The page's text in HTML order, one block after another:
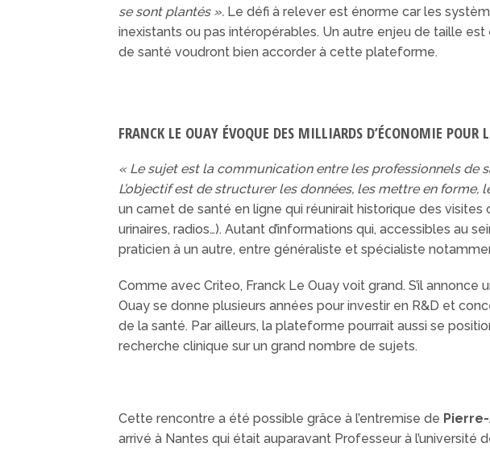
se sont plantés ». Le défi à relever est énorme car les
inexistants ou pas intéropérables. Un autre enjeu de taille
de santé voudront bien accorder à cette plateforme.
FRANCK LE OUAY ÉVOQUE DES MILLIARDS D’ÉCONOMIE POUR
« Le sujet est la communication entre les professionnels de
L’objectif est de structurer les données, les mettre en forme,
un carnet de santé en ligne qui réunirait historique des
urinaires, radios…). Autant d’informations qui, accessibles au
praticien à un autre, entre généraliste et spécialiste
Comme avec Criteo, Franck Le Ouay voit grand. S’il
Ouay se donne plusieurs années pour investir en R&D et
de la santé. Par ailleurs, la plateforme pourrait aussi se
recherche clinique sur un grand nombre de sujets.
Cette rencontre a été possible grâce à l’entremise de
arrivé à Nantes qui était auparavant Professeur à l’université